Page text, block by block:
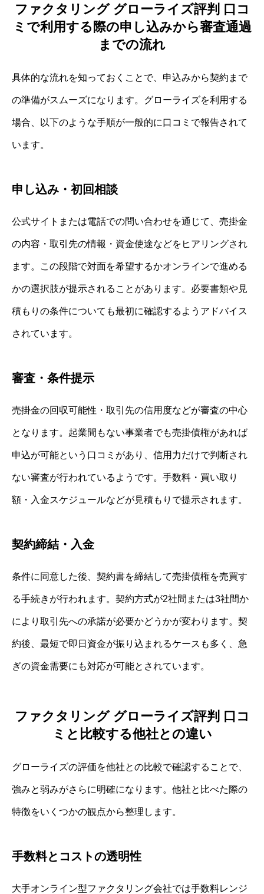
ファクタリング グローライズ評判 口コ
ミで利用する際の申し込みから審査通過
までの流れ
具体的な流れを知っておくことで、申込みから契約まで
の準備がスムーズになります。グローライズを利用する
場合、以下のような手順が一般的に口コミで報告されて
います。
申し込み・初回相談
公式サイトまたは電話での問い合わせを通じて、売掛金
の内容・取引先の情報・資金使途などをヒアリングされ
ます。この段階で対面を希望するかオンラインで進める
かの選択肢が提示されることがあります。必要書類や見
積もりの条件についても最初に確認するようアドバイス
されています。
審査・条件提示
売掛金の回収可能性・取引先の信用度などが審査の中心
となります。起業間もない事業者でも売掛債権があれば
申込が可能という口コミがあり、信用力だけで判断され
ない審査が行われているようです。手数料・買い取り
額・入金スケジュールなどが見積もりで提示されます。
契約締結・入金
条件に同意した後、契約書を締結して売掛債権を売買す
る手続きが行われます。契約方式が2社間または3社間か
により取引先への承諾が必要かどうかが変わります。契
約後、最短で即日資金が振り込まれるケースも多く、急
ぎの資金需要にも対応が可能とされています。
ファクタリング グローライズ評判 口コ
ミと比較する他社との違い
グローライズの評価を他社との比較で確認することで、
強みと弱みがさらに明確になります。他社と比べた際の
特徴をいくつかの観点から整理します。
手数料とコストの透明性
大手オンライン型ファクタリング会社では手数料レンジ